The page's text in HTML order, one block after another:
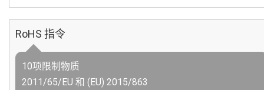
RoHS 指令
10项限制物质
2011/65/EU 和 (EU) 2015/863